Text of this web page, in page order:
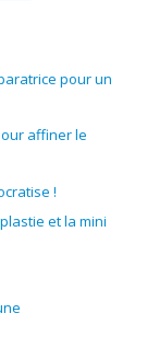
pour un
affiner le
!
et la mini